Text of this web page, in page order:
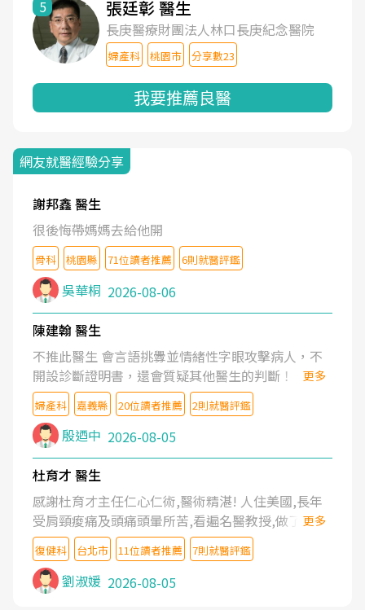
5 張廷彰 醫生
長庚醫療財團法人林口長庚紀念醫院
婦產科 桃園市 分享數23
我要推薦良醫
網友就醫經驗分享
謝邦鑫 醫生
很後悔帶媽媽去給他開
骨科 桃園縣 71位讀者推薦 6則就醫評鑑
吳華桐 2026-08-06
陳建翰 醫生
不推此醫生 會言語挑釁並情緒性字眼攻擊病人，不
開設診斷證明書，還會質疑其他醫生的判斷！
更多
婦產科 嘉義縣 20位讀者推薦 2則就醫評鑑
殷迺中 2026-08-05
杜育才 醫生
感謝杜育才主任仁心仁術,醫術精湛! 人住美國,長年
受肩頸痠痛及頭痛頭暈所苦,看遍名醫教授,做了各種
檢查,也嘗試過西醫打針,中醫針灸及物理徒手治療都
沒有用,後來連吃到嗎啡類止痛藥都效果有限,只是壓
症狀,沒多久就痛起來,多年失眠嚴重影響生活品質.
台灣親友介紹忠孝醫院杜育才主任是頸頭症候群專
更多
復健科 台北市 11位讀者推薦 7則就醫評鑑
劉淑媛 2026-08-05